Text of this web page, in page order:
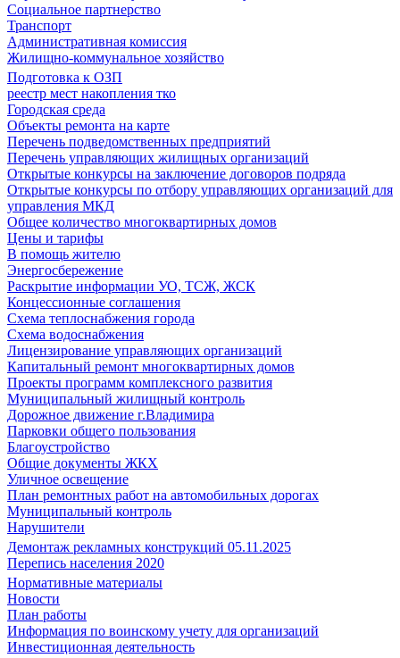
Социальное партнерство
Транспорт
Административная комиссия
Жилищно-коммунальное хозяйство
Подготовка к ОЗП
реестр мест накопления тко
Городская среда
Объекты ремонта на карте
Перечень подведомственных предприятий
Перечень управляющих жилищных организаций
Открытые конкурсы на заключение договоров подряда
Открытые конкурсы по отбору управляющих организаций для
управления МКД
Общее количество многоквартирных домов
Цены и тарифы
В помощь жителю
Энергосбережение
Раскрытие информации УО, ТСЖ, ЖСК
Концессионные соглашения
Схема теплоснабжения города
Схема водоснабжения
Лицензирование управляющих организаций
Капитальный ремонт многоквартирных домов
Проекты программ комплексного развития
Муниципальный жилищный контроль
Дорожное движение г.Владимира
Парковки общего пользования
Благоустройство
Общие документы ЖКХ
Уличное освещение
План ремонтных работ на автомобильных дорогах
Муниципальный контроль
Нарушители
Демонтаж рекламных конструкций 05.11.2025
Перепись населения 2020
Нормативные материалы
Новости
План работы
Информация по воинскому учету для организаций
Инвестиционная деятельность